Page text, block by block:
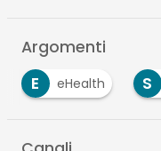
Argomenti
E
eHealth S